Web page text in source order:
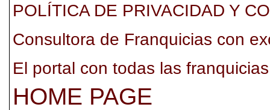
POLÍTICA DE PRIVACIDAD Y
Consultora de Franquicias con
El portal con todas las
HOME PAGE